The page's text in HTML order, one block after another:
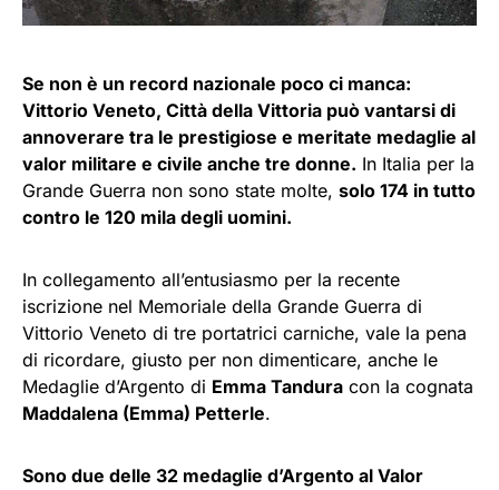
Se non è un record nazionale poco ci manca:
Vittorio Veneto, Città della Vittoria può vantarsi di
annoverare tra le prestigiose e meritate medaglie al
valor militare e civile anche tre donne. In Italia per la
Grande Guerra non sono state molte, solo 174 in tutto
contro le 120 mila degli uomini.
In collegamento all’entusiasmo per la recente
iscrizione nel Memoriale della Grande Guerra di
Vittorio Veneto di tre portatrici carniche, vale la pena
di ricordare, giusto per non dimenticare, anche le
Medaglie d’Argento di Emma Tandura con la cognata
Maddalena (Emma) Petterle.
Sono due delle 32 medaglie d’Argento al Valor